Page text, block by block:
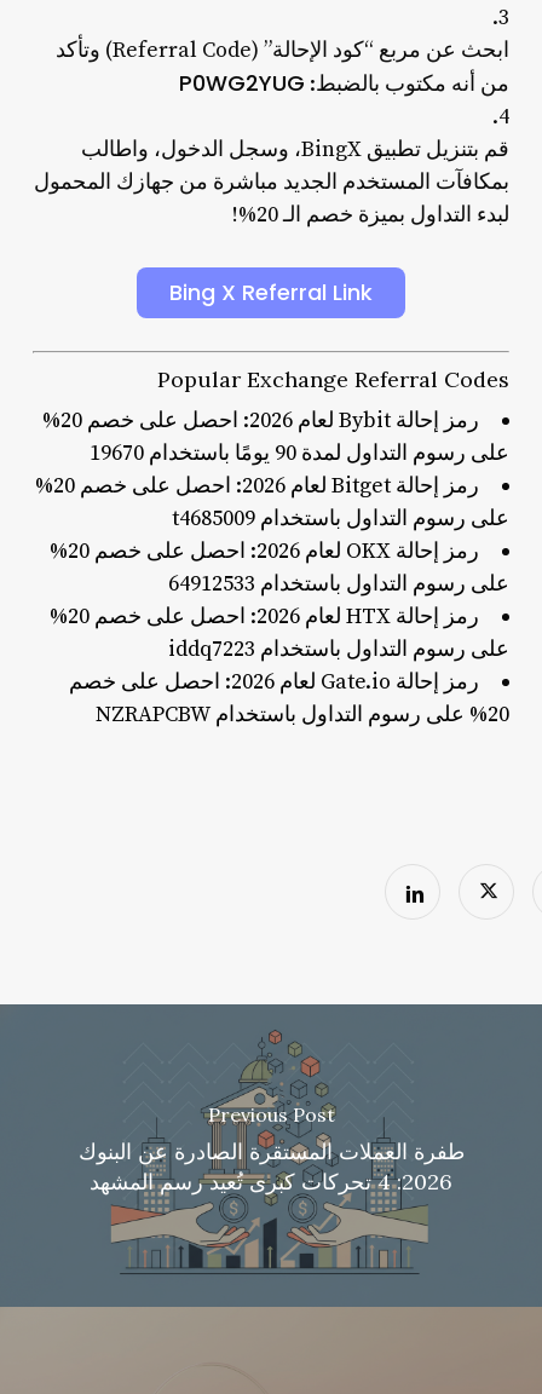
ابحث عن مربع “كود الإحالة” (Referral Code) وتأكد
من أنه مكتوب بالضبط: P0WG2YUG
قم بتنزيل تطبيق BingX، وسجل الدخول، واطالب
بمكافآت المستخدم الجديد مباشرة من جهازك المحمول
لبدء التداول بميزة خصم الـ 20%!
Bing X Referral Link
Popular Exchange Referral Codes
رمز إحالة Bybit لعام 2026: احصل على خصم 20%
على رسوم التداول لمدة 90 يومًا باستخدام 19670
رمز إحالة Bitget لعام 2026: احصل على خصم 20%
على رسوم التداول باستخدام t4685009
رمز إحالة OKX لعام 2026: احصل على خصم 20%
على رسوم التداول باستخدام 64912533
رمز إحالة HTX لعام 2026: احصل على خصم 20%
على رسوم التداول باستخدام iddq7223
رمز إحالة Gate.io لعام 2026: احصل على خصم
20% على رسوم التداول باستخدام NZRAPCBW
Previous Post
طفرة العملات المستقرة الصادرة عن البنوك
2026: 4 تحركات كبرى تُعيد رسم المشهد